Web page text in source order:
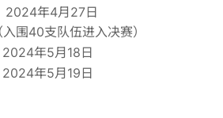
2024年4月27日
40支队伍进入决赛）
2024年5月18日
2024年5月19日